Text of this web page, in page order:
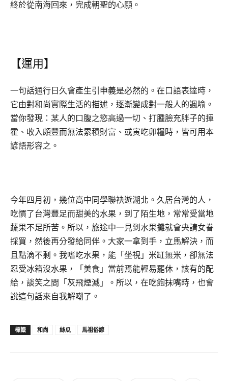
終於從南海回來，完成朝聖的心願。
【運用】
一句話通行日久會產生引申義是必然的。在口語表達時，
它由對和尚實際生活的描述，逐漸變成對一般人的諷喻。
當你發現：某人的口腹之慾高過一切、打腫臉充胖子的揮
霍、收入頗豐而無法累積財富、或寅吃卯糧時，皆可用本
諺語形容之。
今年四月初，幾位高中同學聯袂遊湖北。久居台灣的人，
吃慣了台灣豐足而甜美的水果，到了陌生地，常常受當地
蔬果不足所苦。所以，旅途中一見到水果攤就會央請女眷
採買，然後再分發給同伴。大家一拿到手，立馬解決，而
且點滴不剩。我嗜吃水果，能「坐視」米缸無米，卻無法
忍受冰箱沒水果，「美食」當前焉能輕易罷休，該有的配
給，談笑之間「灰飛煙滅」。所以，在吃飽抹嘴時，也會
說這句話來自我解嘲了。
標籤 和尚 絲瓜 馬祖俗諺